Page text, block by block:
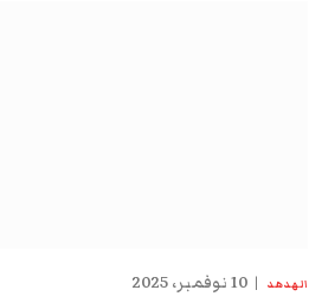
الهدهد 10 نوفمبر، 2025